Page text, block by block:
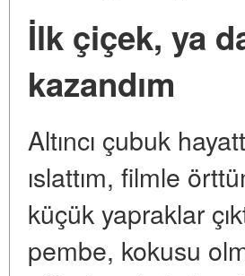
İlk çiçek, ya
kazandım
Altıncı çubuk
ıslattım, filmle
küçük yapraklar
pembe, kokusu